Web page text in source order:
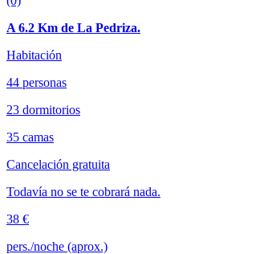
A 6.2 Km de La Pedriza.
Habitación
44 personas
23 dormitorios
35 camas
Cancelación gratuita
Todavía no se te cobrará nada.
38 €
pers./noche (aprox.)